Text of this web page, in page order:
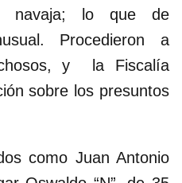
navaja; lo que de
Procedieron a
y la Fiscalía
sobre los presuntos
como Juan Antonio